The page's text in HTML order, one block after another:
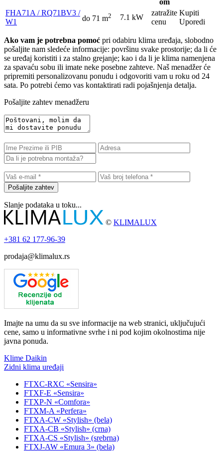
om
FHA71A / RQ71BV3 /
W1
do 71 m2 7.1 kW
zatražite
cenu
Kupiti
Uporedi
Ako vam je potrebna pomoć pri odabiru klima uređaja, slobodno
pošaljite nam sledeće informacije: površinu svake prostorije; da li će
se uređaj koristiti i za stalno grejanje; kao i da li je klima namenjena
za spavaću sobu ili imate neke posebne zahteve. Naš menadžer će
pripremiti personalizovanu ponudu i odgovoriti vam u roku od 24
sata. Po potrebi ćemo vas kontaktirati radi pojašnjenja detalja.
Pošaljite zahtev menadžeru
Pošaljite zahtev
Slanje podataka u toku...
© KLIMALUX
+381 62 177-96-39
prodaja@klimalux.rs
Imajte na umu da su sve informacije na web stranici, uključujući
cene, samo u informativne svrhe i ni pod kojim okolnostima nije
javna ponuda.
Klime Daikin
Zidni klima uređaji
FTXC-RXC «Sensira»
FTXF-E «Sensira»
FTXP-N «Comfora»
FTXM-A «Perfera»
FTXA-CW «Stylish» (bela)
FTXA-CB «Stylish» (crna)
FTXA-CS «Stylish» (srebrna)
FTXJ-AW «Emura 3» (bela)